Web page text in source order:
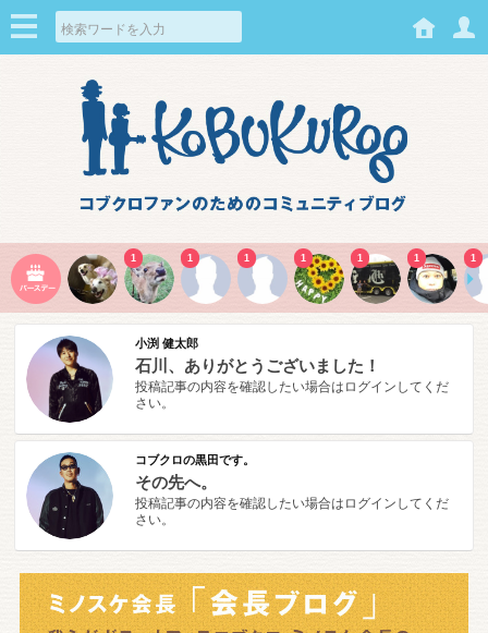
1 1 1 1 1 1 1
小渕 健太郎
石川、ありがとうございました！
投稿記事の内容を確認したい場合はログインしてくだ
さい。
コブクロの黒田です。
その先へ。
投稿記事の内容を確認したい場合はログインしてくだ
さい。